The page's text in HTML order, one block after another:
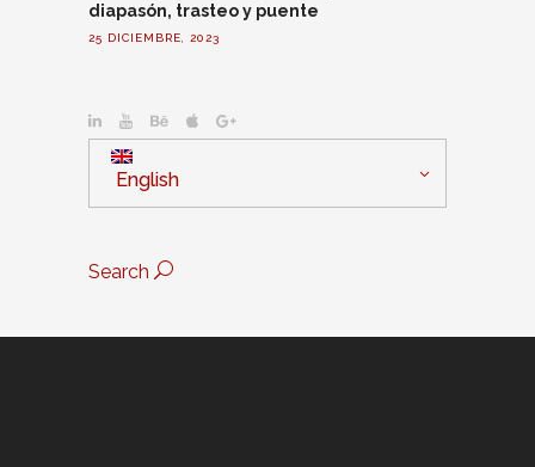
diapasón, trasteo y puente
25 DICIEMBRE, 2023
English
Search